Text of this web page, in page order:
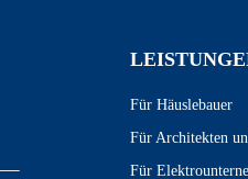
Für Häuslebauer
Für Architekten
Für